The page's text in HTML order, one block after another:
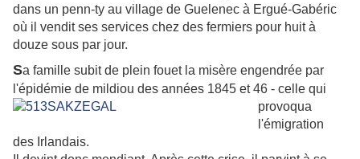
dans un penn-ty au village de Guelenec à Ergué-Gabéric
où il vendit ses services chez des fermiers pour huit à
douze sous par jour.
Sa famille subit de plein fouet la misère engendrée par
l'épidémie de mildiou des années 1845 et 46 - celle qui
provoqua
l'émigration
des Irlandais.